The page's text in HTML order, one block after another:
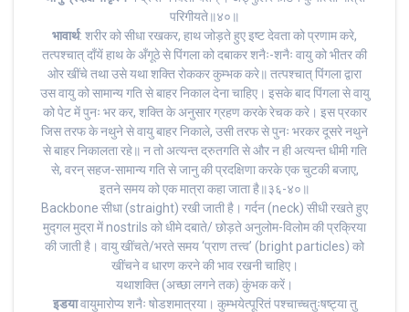
परिगीयते॥४०॥
भावार्थ: शरीर को सीधा रखकर, हाथ जोड़ते हुए इष्ट देवता को प्रणाम करे,
तत्पश्चात् दाँयें हाथ के अँगूठे से पिंगला को दबाकर शनैः-शनैः वायु को भीतर की
ओर खींचे तथा उसे यथा शक्ति रोककर कुम्भक करे॥ तत्पश्चात् पिंगला द्वारा
उस वायु को सामान्य गति से बाहर निकाल देना चाहिए। इसके बाद पिंगला से वायु
को पेट में पुनः भर कर, शक्ति के अनुसार ग्रहण करके रेचक करे। इस प्रकार
जिस तरफ के नथुने से वायु बाहर निकाले, उसी तरफ से पुनः भरकर दूसरे नथुने
से बाहर निकालता रहे॥ न तो अत्यन्त द्रुतगति से और न ही अत्यन्त धीमी गति
से, वरन् सहज-सामान्य गति से जानु की प्रदक्षिणा करके एक चुटकी बजाए,
इतने समय को एक मात्रा कहा जाता है॥३६-४०॥
Backbone सीधा (straight) रखी जाती है। गर्दन (neck) सीधी रखते हुए
मुद्गल मुद्रा में nostrils को धीमे दबाते/ छोड़ते अनुलोम-विलोम की प्रक्रिया
की जाती है। वायु खींचते/भरते समय ‘प्राण तत्त्व’ (bright particles) को
खींचने व धारण करने की भाव रखनी चाहिए।
यथाशक्ति (अच्छा लगने तक) कुंभक करें।
इडयावायुमारोप्य शनैः षोडशमात्रया। कुम्भयेत्पूरितं पश्चाच्चतुःषष्ट्या तु